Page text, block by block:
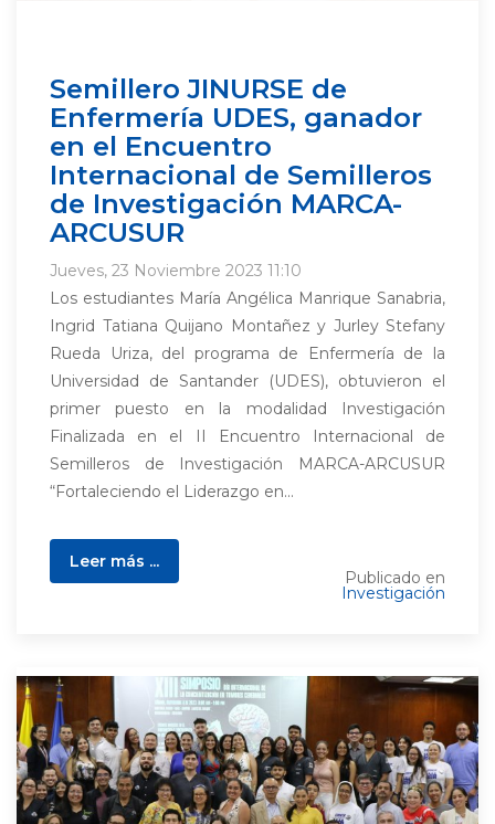
Semillero JINURSE de
Enfermería UDES, ganador
en el Encuentro
Internacional de Semilleros
de Investigación MARCA-
ARCUSUR
Jueves, 23 Noviembre 2023 11:10
Los estudiantes María Angélica Manrique Sanabria,
Ingrid Tatiana Quijano Montañez y Jurley Stefany
Rueda Uriza, del programa de Enfermería de la
Universidad de Santander (UDES), obtuvieron el
primer puesto en la modalidad Investigación
Finalizada en el II Encuentro Internacional de
Semilleros de Investigación MARCA-ARCUSUR
“Fortaleciendo el Liderazgo en...
Leer más ...
Publicado en
Investigación